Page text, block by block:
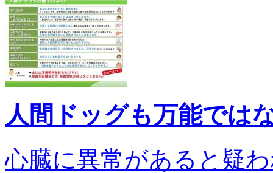
人間ドッグも万能では
心臓に異常があると疑